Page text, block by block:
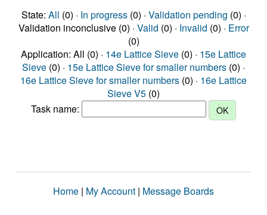
State: All (0) · In progress(0) · Validation pending (0) ·
Validation inconclusive (0) · Valid (0) · Invalid (0) · Error
(0)
Application: All (0) · 14e Lattice Sieve (0) · 15e Lattice
Sieve (0) · 15e Lattice Sieve for smaller numbers (0) ·
16e Lattice Sieve for smaller numbers (0) · 16e Lattice
Sieve V5 (0)
Task name:
Home | My Account | Message Boards